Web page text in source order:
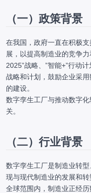
（一）政策背景
在我国，政府一直在积极
展，以提高制造业的竞争
2025”战略、”智能+”行动
战略和计划，鼓励企业采
的建设。
数字孪生工厂与推动数字
关。
（二）行业背景
数字孪生工厂是制造业转
现与现代制造业的发展和转
全球范围内，制造业正经